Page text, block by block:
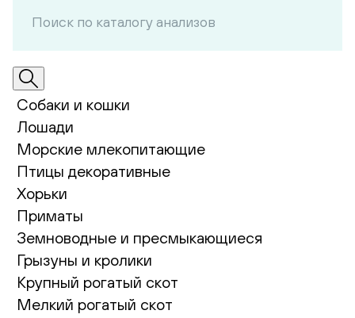
Собаки и кошки
Лошади
Морские млекопитающие
Птицы декоративные
Хорьки
Приматы
Земноводные и пресмыкающиеся
Грызуны и кролики
Крупный рогатый скот
Мелкий рогатый скот